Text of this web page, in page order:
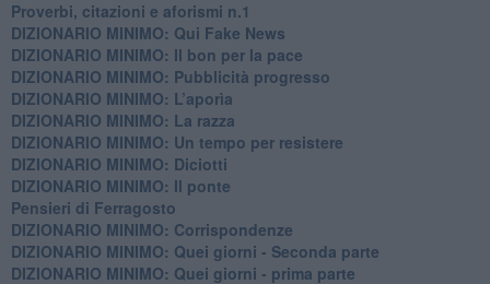
​Proverbi, citazioni e aforismi n.1
DIZIONARIO MINIMO: Qui Fake News
DIZIONARIO MINIMO: ​Il bon per la pace
DIZIONARIO MINIMO: Pubblicità progresso
DIZIONARIO MINIMO: L’aporìa
DIZIONARIO MINIMO: La razza
DIZIONARIO MINIMO: Un tempo per resistere
DIZIONARIO MINIMO: Diciotti
DIZIONARIO MINIMO: Il ponte
Pensieri di Ferragosto
DIZIONARIO MINIMO: Corrispondenze
DIZIONARIO MINIMO: Quei giorni - Seconda parte
DIZIONARIO MINIMO: Quei giorni - prima parte